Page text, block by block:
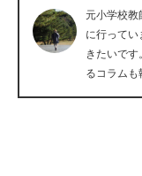
企業向けIT製品の総
IT製品の技術・比較
元小学校教
に行って
きたいで
るコラムも